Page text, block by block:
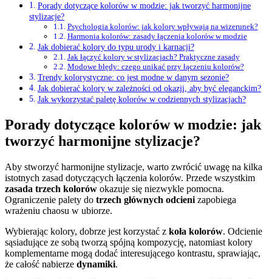
Porady dotyczące kolorów w modzie: jak tworzyć harmonijne
stylizacje?
Psychologia kolorów: jak kolory wpływają na wizerunek?
Harmonia kolorów: zasady łączenia kolorów w modzie
Jak dobierać kolory do typu urody i karnacji?
Jak łączyć kolory w stylizacjach? Praktyczne zasady
Modowe błędy: czego unikać przy łączeniu kolorów?
Trendy kolorystyczne: co jest modne w danym sezonie?
Jak dobierać kolory w zależności od okazji, aby być eleganckim?
Jak wykorzystać paletę kolorów w codziennych stylizacjach?
Porady dotyczące kolorów w modzie: jak
tworzyć harmonijne stylizacje?
Aby stworzyć harmonijne stylizacje, warto zwrócić uwagę na kilka
istotnych zasad dotyczących łączenia kolorów. Przede wszystkim
zasada trzech kolorów okazuje się niezwykle pomocna.
Ograniczenie palety do trzech głównych odcieni zapobiega
wrażeniu chaosu w ubiorze.
Wybierając kolory, dobrze jest korzystać z koła kolorów. Odcienie
sąsiadujące ze sobą tworzą spójną kompozycję, natomiast kolory
komplementarne mogą dodać interesującego kontrastu, sprawiając,
że całość nabierze dynamiki.